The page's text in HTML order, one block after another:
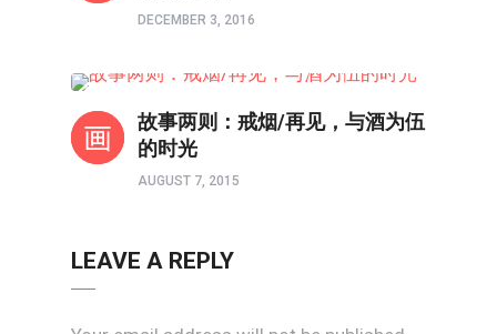
DECEMBER 3, 2016
故事两则：戒烟/再见，与酒为伍
的时光
AUGUST 7, 2015
LEAVE A REPLY